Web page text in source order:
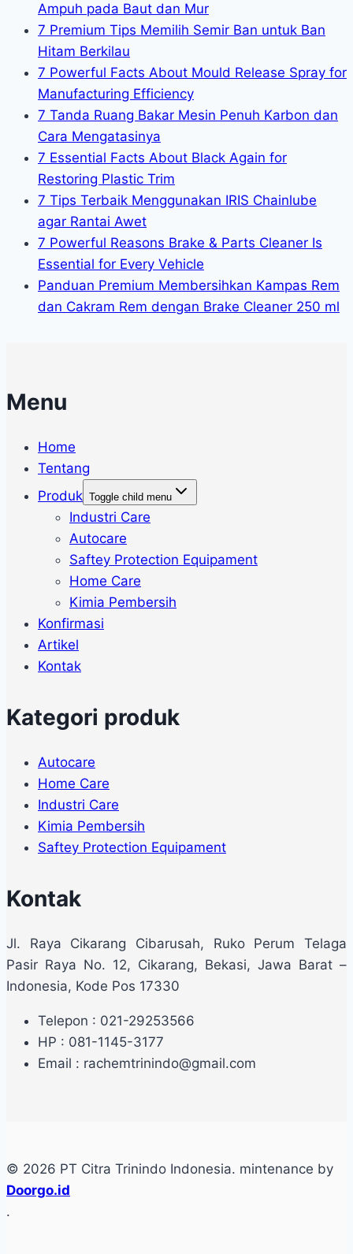
Ampuh pada Baut dan Mur
7 Premium Tips Memilih Semir Ban untuk Ban
Hitam Berkilau
7 Powerful Facts About Mould Release Spray for
Manufacturing Efficiency
7 Tanda Ruang Bakar Mesin Penuh Karbon dan
Cara Mengatasinya
7 Essential Facts About Black Again for
Restoring Plastic Trim
7 Tips Terbaik Menggunakan IRIS Chainlube
agar Rantai Awet
7 Powerful Reasons Brake & Parts Cleaner Is
Essential for Every Vehicle
Panduan Premium Membersihkan Kampas Rem
dan Cakram Rem dengan Brake Cleaner 250 ml
Menu
Home
Tentang
Produk Toggle child menu
Industri Care
Autocare
Saftey Protection Equipament
Home Care
Kimia Pembersih
Konfirmasi
Artikel
Kontak
Kategori produk
Autocare
Home Care
Industri Care
Kimia Pembersih
Saftey Protection Equipament
Kontak
Jl. Raya Cikarang Cibarusah, Ruko Perum Telaga
Pasir Raya No. 12, Cikarang, Bekasi, Jawa Barat –
Indonesia, Kode Pos 17330
Telepon : 021-29253566
HP : 081-1145-3177
Email : rachemtrinindo@gmail.com
© 2026 PT Citra Trinindo Indonesia. mintenance by
Doorgo.id
.